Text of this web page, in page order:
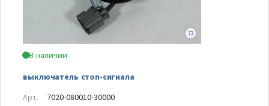
В наличии
выключатель стоп-сигнала
Арт.
7020-080010-30000